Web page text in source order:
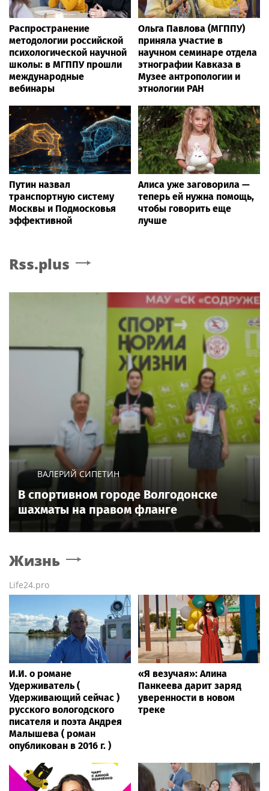
Распространение
методологии российской
психологической научной
школы: в МГППУ прошли
международные
вебинары
Ольга Павлова (МГППУ)
приняла участие в
научном семинаре отдела
этнографии Кавказа в
Музее антропологии и
этнологии РАН
Путин назвал
транспортную систему
Москвы и Подмосковья
эффективной
Алиса уже заговорила —
теперь ей нужна помощь,
чтобы говорить еще
лучше
Rss.plus
ВАЛЕРИЙ СИПЕТИН
В спортивном городе Волгодонске
шахматы на правом фланге
Жизнь
Life24.pro
И.И. о романе
Удерживатель (
Удерживающий сейчас )
русского вологодского
писателя и поэта Андрея
Малышева ( роман
опубликован в 2016 г. )
«Я везучая»: Алина
Панкеева дарит заряд
уверенности в новом
треке